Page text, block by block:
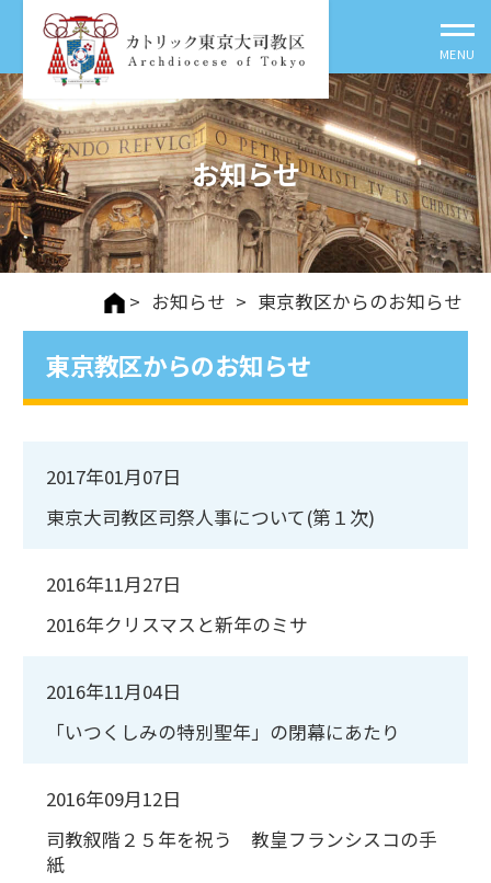
お知らせ
> お知らせ > 東京教区からのお知らせ
東京教区からのお知らせ
2017年01月07日
東京大司教区司祭人事について(第１次)
2016年11月27日
2016年クリスマスと新年のミサ
2016年11月04日
「いつくしみの特別聖年」の閉幕にあたり
2016年09月12日
司教叙階２５年を祝う 教皇フランシスコの手
紙